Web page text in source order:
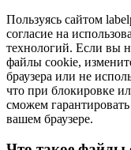
Пользуясь сайтом
согласие на
технологий. Если вы
файлы cookie,
браузера или не
что при блокировке
сможем
вашем браузере.